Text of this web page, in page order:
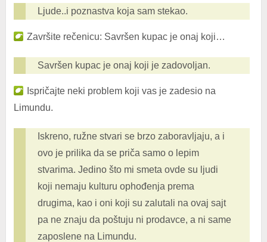
Ljude..i poznastva koja sam stekao.
Završite rečenicu: Savršen kupac je onaj koji…
Savršen kupac je onaj koji je zadovoljan.
Ispričajte neki problem koji vas je zadesio na
Limundu.
Iskreno, ružne stvari se brzo zaboravljaju, a i
ovo je prilika da se priča samo o lepim
stvarima. Jedino što mi smeta ovde su ljudi
koji nemaju kulturu ophođenja prema
drugima, kao i oni koji su zalutali na ovaj sajt
pa ne znaju da poštuju ni prodavce, a ni same
zaposlene na Limundu.